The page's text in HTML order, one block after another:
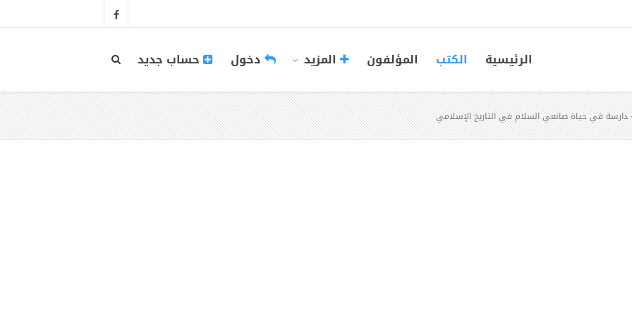
الرئيسية الكتب المؤلفون المزيد دخول حساب جديد
دارسة في حياة صانعي السلام في التاريخ الإسلامي